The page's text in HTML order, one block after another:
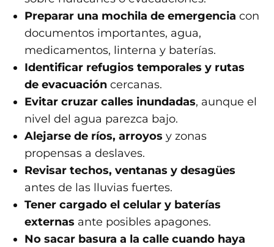
Preparar una mochila de emergenciacon
documentos importantes, agua,
medicamentos, linterna y baterías.
Identificar refugios temporales y rutas
de evacuación cercanas.
Evitar cruzar calles inundadas, aunque el
nivel del agua parezca bajo.
Alejarse de ríos, arroyos y zonas
propensas a deslaves.
Revisar techos, ventanas y desagües
antes de las lluvias fuertes.
Tener cargado el celular y baterías
externas ante posibles apagones.
No sacar basura a la calle cuando haya